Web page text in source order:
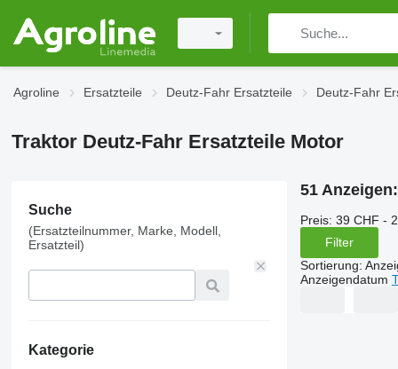
Agroline Ersatzteile Deutz-Fahr Ersatzteile Deutz-Fahr
Traktor Deutz-Fahr Ersatzteile Motor
Suche
(Ersatzteilnummer, Marke, Modell,
Ersatzteil)
Kategorie
51 Anzeigen:
Preis: 39 CHF -
Filter
Sortierung:
Anzeigendatum